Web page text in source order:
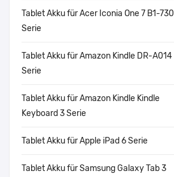
Tablet Akku für Acer Iconia One 7 B1-730
Serie
Tablet Akku für Amazon Kindle DR-A014
Serie
Tablet Akku für Amazon Kindle Kindle
Keyboard 3 Serie
Tablet Akku für Apple iPad 6 Serie
Tablet Akku für Samsung Galaxy Tab 3